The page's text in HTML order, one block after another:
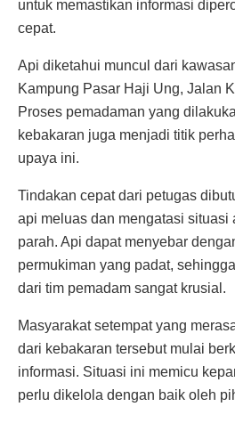
untuk memastikan informasi
cepat.
Api diketahui muncul dari
Kampung Pasar Haji Ung, Jalan
Proses pemadaman yang
kebakaran juga menjadi titik
upaya ini.
Tindakan cepat dari petugas
api meluas dan mengatasi situasi
parah. Api dapat menyebar
permukiman yang padat,
dari tim pemadam sangat krusial.
Masyarakat setempat yang
dari kebakaran tersebut mulai
informasi. Situasi ini memicu
perlu dikelola dengan baik oleh